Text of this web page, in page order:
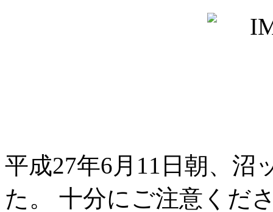
平成27年6月11日朝、沼
た。 十分にご注意くだ